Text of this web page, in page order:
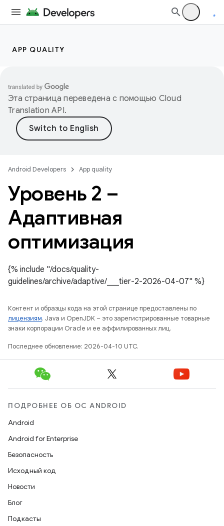
APP QUALITY
Эта страница переведена с помощью Cloud
Translation API.
Android Developers App quality
Уровень 2 –
Адаптивная
оптимизация
{% include "/docs/quality-
guidelines/archive/adaptive/___tier-2-2026-04-07" %}
Контент и образцы кода на этой странице предоставлены по
лицензиям. Java и OpenJDK – это зарегистрированные товарные
знаки корпорации Oracle и ее аффилированных лиц.
Последнее обновление: 2026-04-10 UTC.
ПОДРОБНЕЕ ОБ ОС ANDROID
Android
Android for Enterprise
Безопасность
Исходный код
Новости
Блог
Подкасты